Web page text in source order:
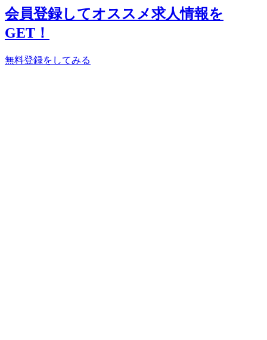
会員登録してオススメ求人情報を
GET！
無料登録をしてみる